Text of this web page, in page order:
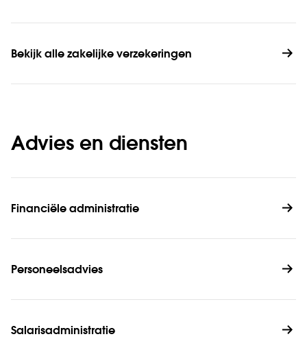
Bekijk alle zakelijke verzekeringen
Advies en diensten
Financiële administratie
Personeelsadvies
Salarisadministratie